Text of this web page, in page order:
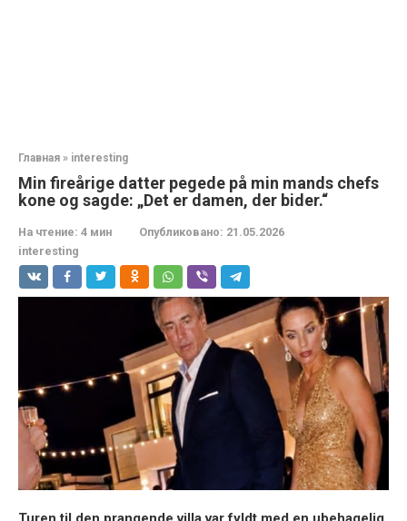
Главная » interesting
Min fireårige datter pegede på min mands chefs
kone og sagde: „Det er damen, der bider.“
На чтение: 4 мин Опубликовано: 21.05.2026
interesting